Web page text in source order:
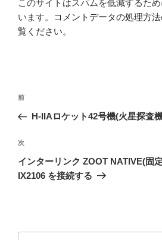
このサイトはスパムを低減するた
います。
コメントデータの処理方
覧ください。
投
ナ
ビ
ゲ
ー
前
の
稿
前
H-IIAロケット42号機(火星探査
次
の
投
次
インターリンク ZOOT NATIVE(固
IX2106 を接続する